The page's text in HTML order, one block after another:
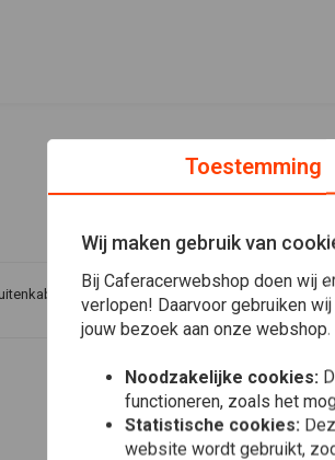
390mm; Lengte binnenkabel: 495mm
(0 beoordelingen)
Toestemming
Wij maken gebruik van
Bij Caferacerwebshop doen wij
verlopen! Daarvoor gebruiken
jouw bezoek aan onze webshop.
Noodzakelijke cookies:
functioneren, zoals het
Statistische cookies:
website wordt gebruikt,